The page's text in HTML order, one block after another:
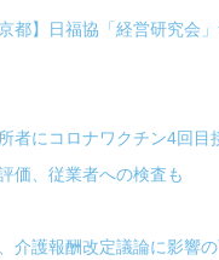
都】日福協「経営研究会
者にコロナワクチン4回目
価、従業者への検査も
介護報酬改定議論に影響